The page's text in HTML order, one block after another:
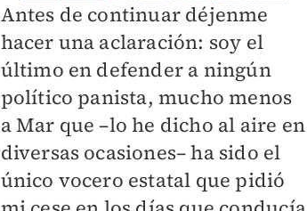
Antes de continuar déjenme
hacer una aclaración: soy el
último en defender a ningún
político panista, mucho menos
a Mar que –lo he dicho al aire en
diversas ocasiones– ha sido el
único vocero estatal que pidió